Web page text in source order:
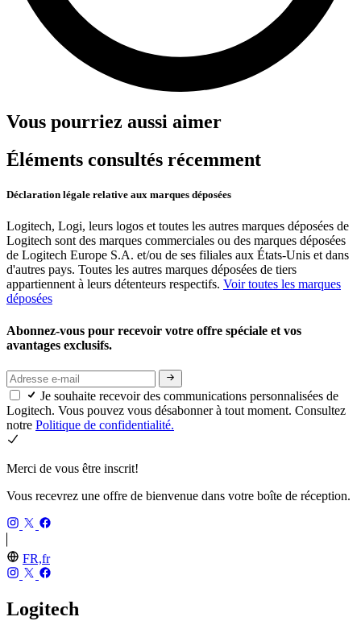
Vous pourriez aussi aimer
Éléments consultés récemment
Déclaration légale relative aux marques déposées
Logitech, Logi, leurs logos et toutes les autres marques déposées de
Logitech sont des marques commerciales ou des marques déposées
de Logitech Europe S.A. et/ou de ses filiales aux États-Unis et dans
d'autres pays. Toutes les autres marques déposées de tiers
appartiennent à leurs détenteurs respectifs. Voir toutes les marques
déposées
Abonnez-vous pour recevoir votre offre spéciale et vos
avantages exclusifs.
Je souhaite recevoir des communications personnalisées de
Logitech. Vous pouvez vous désabonner à tout moment. Consultez
notre Politique de confidentialité.
Merci de vous être inscrit!
Vous recevrez une offre de bienvenue dans votre boîte de réception.
FR,fr
Logitech